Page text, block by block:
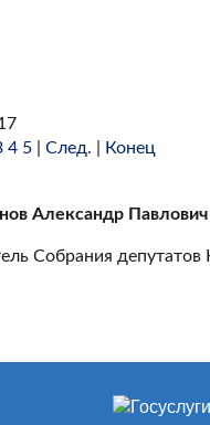
4 5 След. Конец
Александр Павлович
Собрания